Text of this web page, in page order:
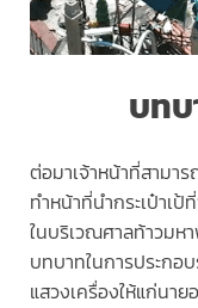
บท
ต่อมาเจ้าหน้าที่สามา
ทำหน้าที่นำกระเป๋าเป้
ในบริเวณศาลท้าวมห
บทบาทในการประกอ
แสวงเครื่องให้แก่นาย